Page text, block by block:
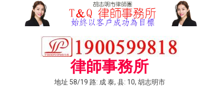
律師事務所
地址 58/19 路: 成 泰, 县: 10, 胡志明市